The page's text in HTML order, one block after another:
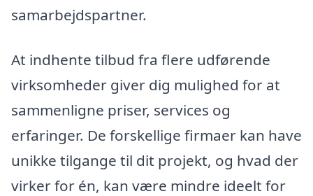
samarbejdspartner.
At indhente tilbud fra flere udførende
virksomheder giver dig mulighed for at
sammenligne priser, services og
erfaringer. De forskellige firmaer kan have
unikke tilgange til dit projekt, og hvad der
virker for én, kan være mindre ideelt for